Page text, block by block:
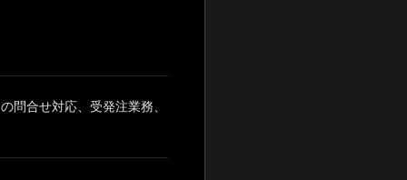
問合せ対応、受発注業務、